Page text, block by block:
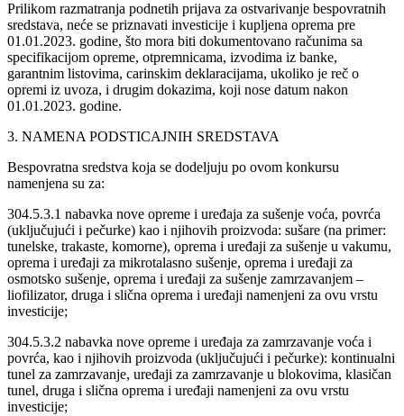
Prilikom razmatranja podnetih prijava za ostvarivanje bespovratnih
sredstava, neće se priznavati investicije i kupljena oprema pre
01.01.2023. godine, što mora biti dokumentovano računima sa
specifikacijom opreme, otpremnicama, izvodima iz banke,
garantnim listovima, carinskim deklaracijama, ukoliko je reč o
opremi iz uvoza, i drugim dokazima, koji nose datum nakon
01.01.2023. godine.
3. NAMENA PODSTICAJNIH SREDSTAVA
Bespovratna sredstva koja se dodeljuju po ovom konkursu
namenjena su za:
304.5.3.1 nabavka nove opreme i uređaja za sušenje voća, povrća
(uključujući i pečurke) kao i njihovih proizvoda: sušare (na primer:
tunelske, trakaste, komorne), oprema i uređaji za sušenje u vakumu,
oprema i uređaji za mikrotalasno sušenje, oprema i uređaji za
osmotsko sušenje, oprema i uređaji za sušenje zamrzavanjem –
liofilizator, druga i slična oprema i uređaji namenjeni za ovu vrstu
investicije;
304.5.3.2 nabavka nove opreme i uređaja za zamrzavanje voća i
povrća, kao i njihovih proizvoda (uključujući i pečurke): kontinualni
tunel za zamrzavanje, uređaji za zamrzavanje u blokovima, klasičan
tunel, druga i slična oprema i uređaji namenjeni za ovu vrstu
investicije;